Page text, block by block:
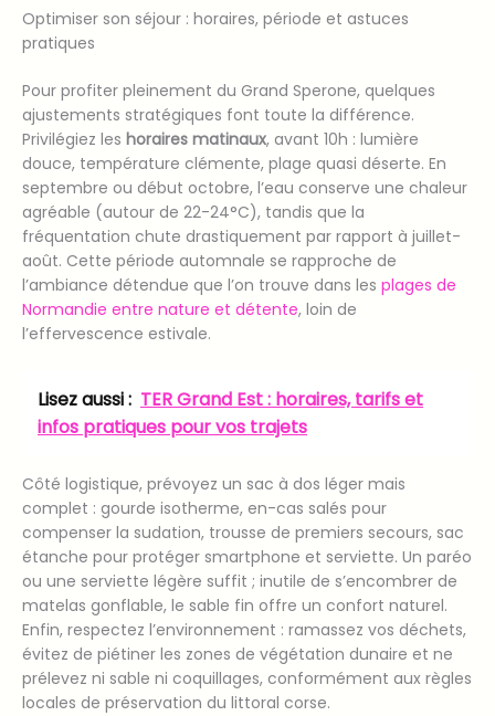
Optimiser son séjour : horaires, période et astuces
pratiques
Pour profiter pleinement du Grand Sperone, quelques
ajustements stratégiques font toute la différence.
Privilégiez les horaires matinaux, avant 10h : lumière
douce, température clémente, plage quasi déserte. En
septembre ou début octobre, l’eau conserve une chaleur
agréable (autour de 22-24°C), tandis que la
fréquentation chute drastiquement par rapport à juillet-
août. Cette période automnale se rapproche de
l’ambiance détendue que l’on trouve dans les plages de
Normandie entre nature et détente, loin de
l’effervescence estivale.
Lisez aussi : TER Grand Est : horaires, tarifs et
infos pratiques pour vos trajets
Côté logistique, prévoyez un sac à dos léger mais
complet : gourde isotherme, en-cas salés pour
compenser la sudation, trousse de premiers secours, sac
étanche pour protéger smartphone et serviette. Un paréo
ou une serviette légère suffit ; inutile de s’encombrer de
matelas gonflable, le sable fin offre un confort naturel.
Enfin, respectez l’environnement : ramassez vos déchets,
évitez de piétiner les zones de végétation dunaire et ne
prélevez ni sable ni coquillages, conformément aux règles
locales de préservation du littoral corse.